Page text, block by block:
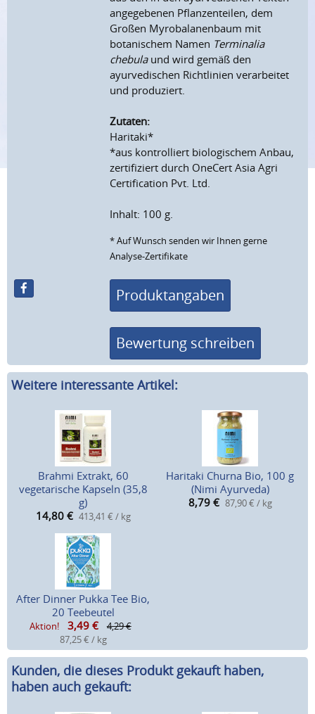
angegebenen Pflanzenteilen, dem
Großen Myrobalanenbaum mit
botanischem Namen Terminalia
chebulaund wird gemäß den
ayurvedischen Richtlinien verarbeitet
und produziert.
Zutaten:
Haritaki*
*aus kontrolliert biologischem Anbau,
zertifiziert durch OneCert Asia Agri
Certification Pvt. Ltd.
Inhalt: 100 g.
* Auf Wunsch senden wir Ihnen gerne
Analyse-Zertifikate
Produktangaben
Bewertung schreiben
Weitere interessante Artikel:
Brahmi Extrakt, 60
vegetarische Kapseln (35,8
g)
14,80 € 413,41 € / kg
Haritaki Churna Bio, 100 g
(Nimi Ayurveda)
8,79 € 87,90 € / kg
After Dinner Pukka Tee Bio,
20 Teebeutel
Aktion! 3,49 €
4,29 €
87,25 € / kg
Kunden, die dieses Produkt gekauft haben,
haben auch gekauft: